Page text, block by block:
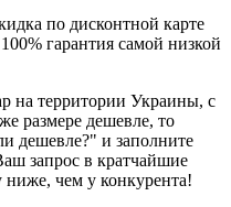
по дисконтной карте
гарантия самой низкой
на территории Украины, с
размере дешевле, то
дешевле?" и заполните
запрос в кратчайшие
ниже, чем у конкурента!